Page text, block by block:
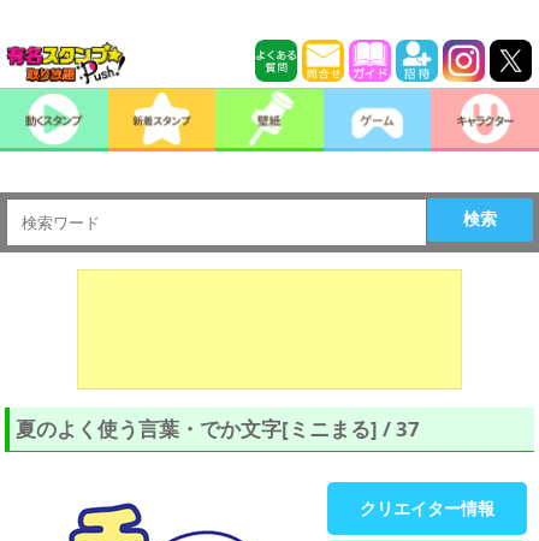
検索
夏のよく使う言葉・でか文字[ミニまる] / 37
クリエイター情報